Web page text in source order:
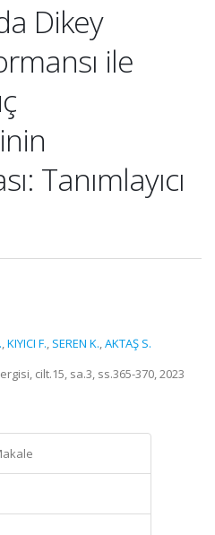
Dikey
ile
Tanımlayıcı
,KIYICI F., SEREN K.,AKTAŞ S.
cilt.15, sa.3, ss.365-370, 2023